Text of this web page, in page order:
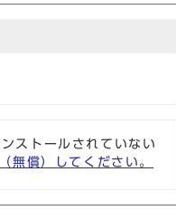
ストールされていない
償）してください。